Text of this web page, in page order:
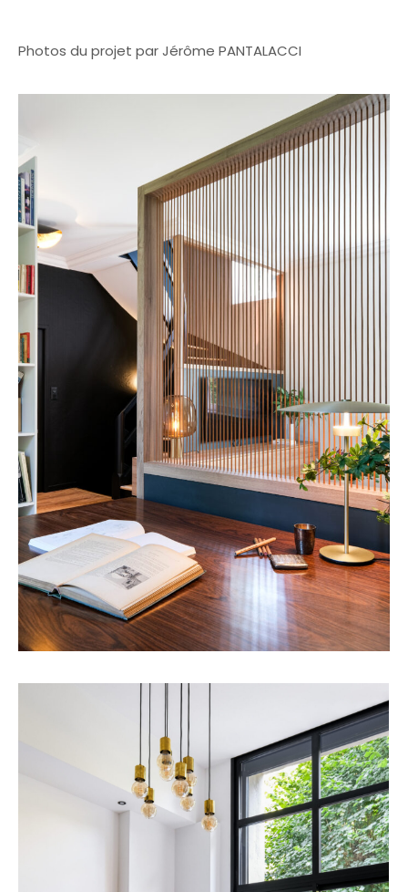
Photos du projet par Jérôme PANTALACCI